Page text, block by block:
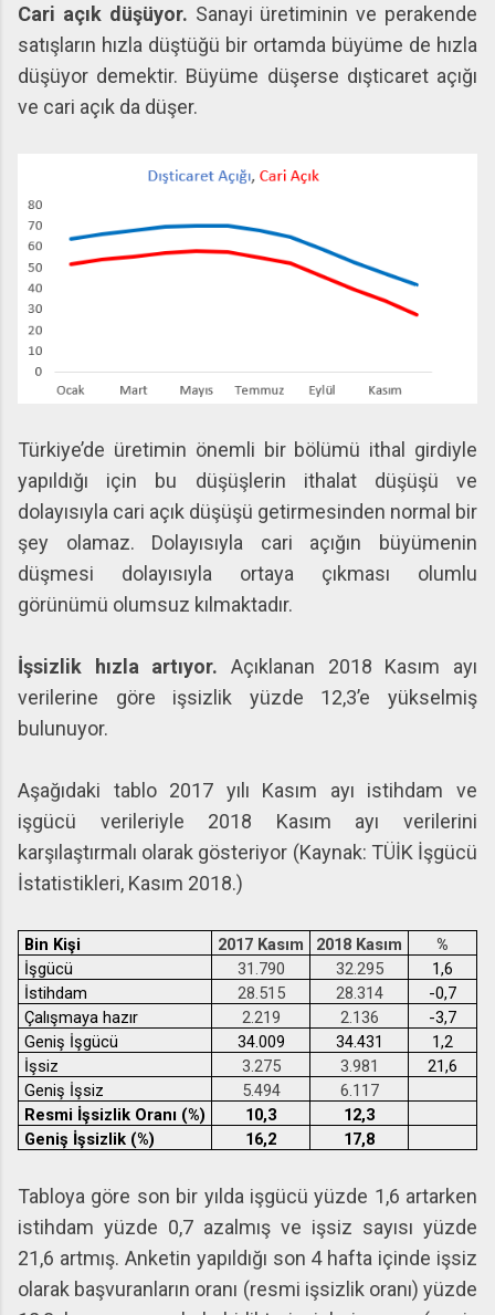
Cari açık düşüyor. Sanayi üretiminin ve perakende
satışların hızla düştüğü bir ortamda büyüme de hızla
düşüyor demektir. Büyüme düşerse dışticaret açığı
ve cari açık da düşer.
Türkiye’de üretimin önemli bir bölümü ithal girdiyle
yapıldığı için bu düşüşlerin ithalat düşüşü ve
dolayısıyla cari açık düşüşü getirmesinden normal bir
şey olamaz. Dolayısıyla cari açığın büyümenin
düşmesi dolayısıyla ortaya çıkması olumlu
görünümü olumsuz kılmaktadır.
İşsizlik hızla artıyor. Açıklanan 2018 Kasım ayı
verilerine göre işsizlik yüzde 12,3’e yükselmiş
bulunuyor.
Aşağıdaki tablo 2017 yılı Kasım ayı istihdam ve
işgücü verileriyle 2018 Kasım ayı verilerini
karşılaştırmalı olarak gösteriyor (Kaynak: TÜİK İşgücü
İstatistikleri, Kasım 2018.)
Bin Kişi 2017 Kasım 2018 Kasım
%
İşgücü
31.790 32.295
1,6
İstihdam
28.515 28.314
-0,7
Çalışmaya hazır
2.219 2.136
-3,7
Geniş İşgücü
34.009 34.431
1,2
İşsiz
3.275 3.981
21,6
Geniş İşsiz
5.494
6.117
Resmi İşsizlik Oranı (%)
10,3
12,3
Geniş İşsizlik (%)
16,2 17,8
Tabloya göre son bir yılda işgücü yüzde 1,6 artarken
istihdam yüzde 0,7 azalmış ve işsiz sayısı yüzde
21,6 artmış. Anketin yapıldığı son 4 hafta içinde işsiz
olarak başvuranların oranı (resmi işsizlik oranı) yüzde